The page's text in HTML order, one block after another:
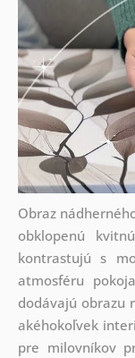
Obraz
obklopenú
kontrastujú s
atmosféru
dodávajú obrazu
akéhokoľvek
pre milovníkov